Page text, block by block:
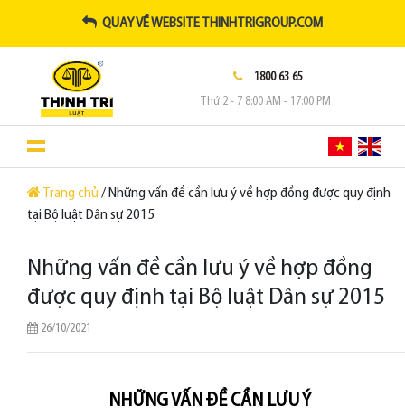
QUAY VỀ WEBSITE THINHTRIGROUP.COM
1800 63 65
Thứ 2 - 7 8:00 AM - 17:00 PM
Trang chủ / Những vấn đề cần lưu ý về hợp đồng được quy định
tại Bộ luật Dân sự 2015
Những vấn đề cần lưu ý về hợp đồng
được quy định tại Bộ luật Dân sự 2015
26/10/2021
NHỮNG VẤN ĐỀ CẦN LƯU Ý